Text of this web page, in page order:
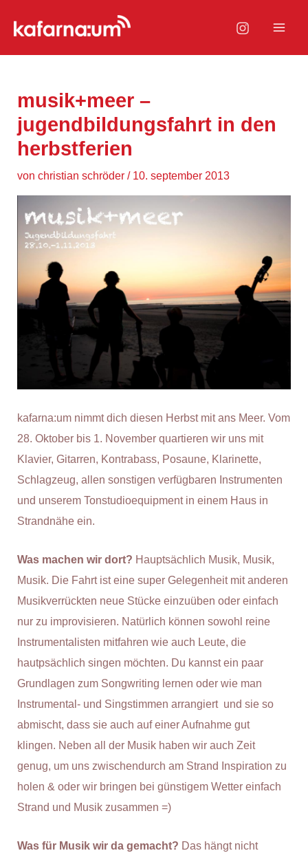
Inhalt
musik+meer –
jugendbildungsfahrt in den
herbstferien
vonchristian schröder/ 10. september 2013
kafarna:um nimmt dich diesen Herbst mit ans Meer. Vom
28. Oktober bis 1. November quartieren wir uns mit
Klavier, Gitarren, Kontrabass, Posaune, Klarinette,
Schlagzeug, allen sonstigen verfügbaren Instrumenten
und unserem Tonstudioequipment in einem Haus in
Strandnähe ein.
Was machen wir dort? Hauptsächlich Musik, Musik,
Musik. Die Fahrt ist eine super Gelegenheit mit anderen
Musikverrückten neue Stücke einzuüben oder einfach
nur zu improvisieren. Natürlich können sowohl reine
Instrumentalisten mitfahren wie auch Leute, die
hautpsächlich singen möchten. Du kannst ein paar
Grundlagen zum Songwriting lernen oder wie man
Instrumental- und Singstimmen arrangiert und sie so
abmischt, dass sie auch auf einer Aufnahme gut
klingen. Neben all der Musik haben wir auch Zeit
genug, um uns zwischendurch am Strand Inspiration zu
holen & oder wir bringen bei günstigem Wetter einfach
Strand und Musik zusammen =)
Was für Musik wir da gemacht? Das hängt nicht